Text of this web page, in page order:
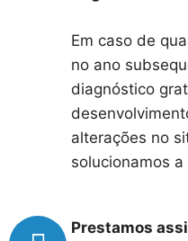
Em caso de
no ano
diagnóstico
alterações no
solucionamos
Prestamos